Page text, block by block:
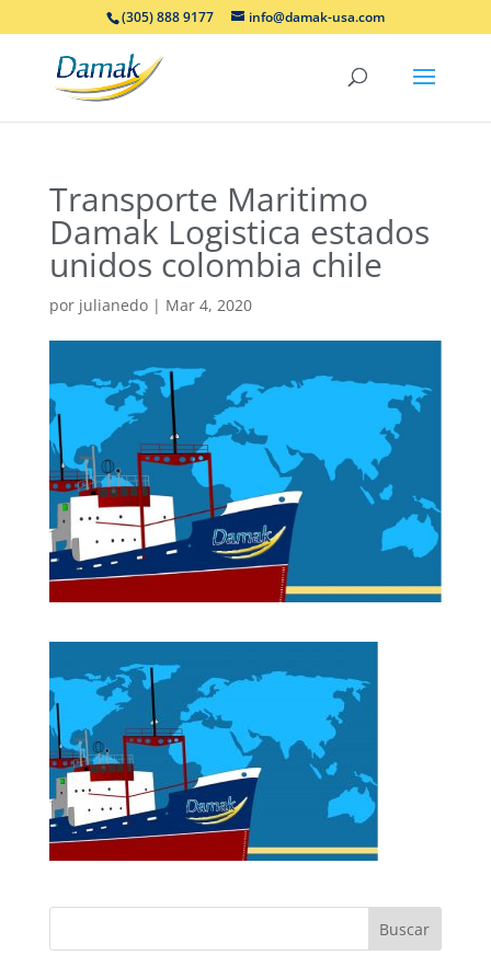
(305) 888 9177 info@damak-usa.com
Transporte Maritimo
Damak Logistica estados
unidos colombia chile
por julianedo| Mar 4, 2020